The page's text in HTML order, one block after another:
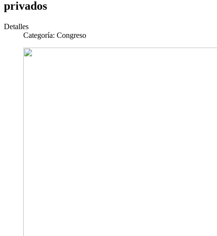
privados
Detalles
Categoría: Congreso